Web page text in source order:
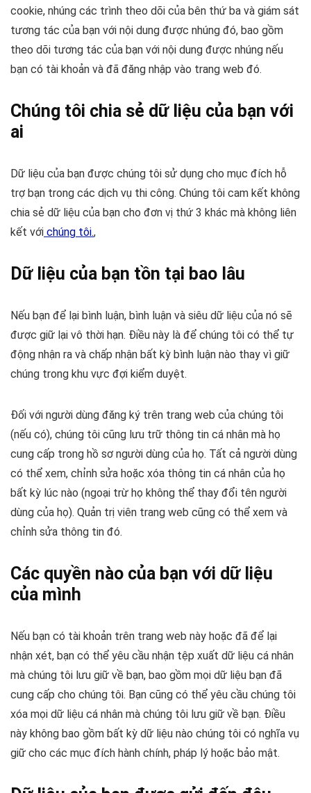
cookie, nhúng các trình theo dõi của bên thứ ba và giám sát
tương tác của bạn với nội dung được nhúng đó, bao gồm
theo dõi tương tác của bạn với nội dung được nhúng nếu
bạn có tài khoản và đã đăng nhập vào trang web đó.
Chúng tôi chia sẻ dữ liệu của bạn với
ai
Dữ liệu của bạn được chúng tôi sử dụng cho mục đích hỗ
trợ bạn trong các dịch vụ thi công. Chúng tôi cam kết không
chia sẻ dữ liệu của bạn cho đơn vị thứ 3 khác mà không liên
kết với chúng tôi.,
Dữ liệu của bạn tồn tại bao lâu
Nếu bạn để lại bình luận, bình luận và siêu dữ liệu của nó sẽ
được giữ lại vô thời hạn. Điều này là để chúng tôi có thể tự
động nhận ra và chấp nhận bất kỳ bình luận nào thay vì giữ
chúng trong khu vực đợi kiểm duyệt.
Đối với người dùng đăng ký trên trang web của chúng tôi
(nếu có), chúng tôi cũng lưu trữ thông tin cá nhân mà họ
cung cấp trong hồ sơ người dùng của họ. Tất cả người dùng
có thể xem, chỉnh sửa hoặc xóa thông tin cá nhân của họ
bất kỳ lúc nào (ngoại trừ họ không thể thay đổi tên người
dùng của họ). Quản trị viên trang web cũng có thể xem và
chỉnh sửa thông tin đó.
Các quyền nào của bạn với dữ liệu
của mình
Nếu bạn có tài khoản trên trang web này hoặc đã để lại
nhận xét, bạn có thể yêu cầu nhận tệp xuất dữ liệu cá nhân
mà chúng tôi lưu giữ về bạn, bao gồm mọi dữ liệu bạn đã
cung cấp cho chúng tôi. Bạn cũng có thể yêu cầu chúng tôi
xóa mọi dữ liệu cá nhân mà chúng tôi lưu giữ về bạn. Điều
này không bao gồm bất kỳ dữ liệu nào chúng tôi có nghĩa vụ
giữ cho các mục đích hành chính, pháp lý hoặc bảo mật.